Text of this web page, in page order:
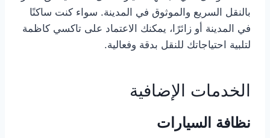
بالنقل السريع والموثوق في المدينة. سواء كنت ساكنًا
في المدينة أو زائرًا، يمكنك الاعتماد على تاكسي كاظمة
لتلبية احتياجاتك للنقل بدقة وفعالية.
الخدمات الإضافية
نظافة السيارات